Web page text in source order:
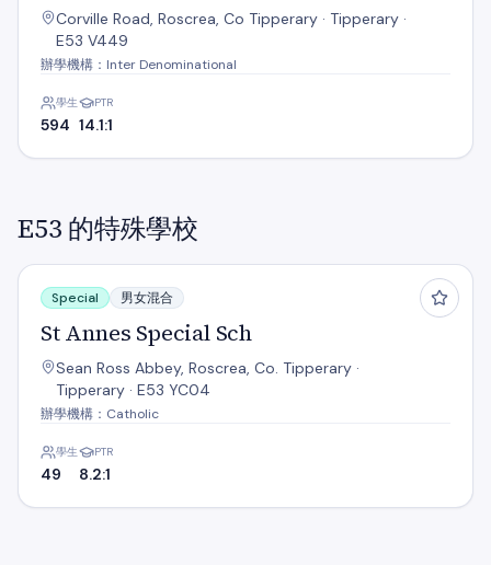
Corville Road, Roscrea, Co Tipperary · Tipperary ·
E53 V449
辦學機構：Inter Denominational
學生
594
PTR
14.1:1
E53 的特殊學校
St Annes Special Sch
Special 男女混合
St Annes Special Sch
Sean Ross Abbey, Roscrea, Co. Tipperary ·
Tipperary · E53 YC04
辦學機構：Catholic
學生
49
PTR
8.2:1